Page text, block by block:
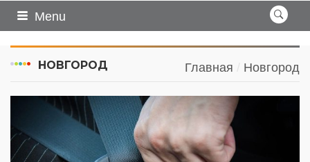
Menu
НОВГОРОД Главная Новгород